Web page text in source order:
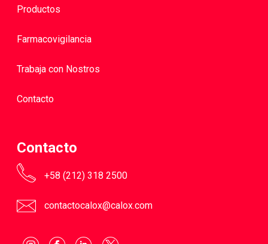
Productos
Farmacovigilancia
Trabaja con Nostros
Contacto
Contacto
+58 (212) 318 2500
contactocalox@calox.com